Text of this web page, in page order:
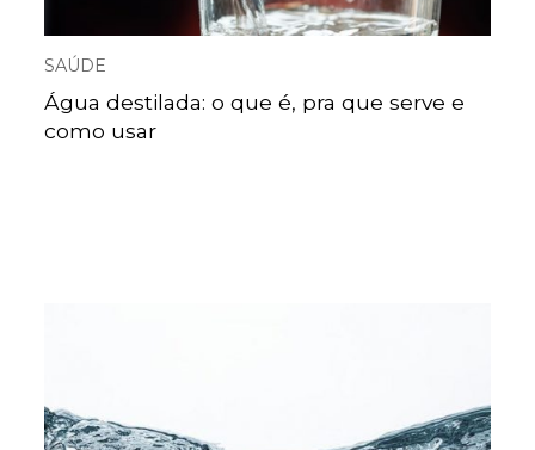
SAÚDE
Água destilada: o que é, pra que serve e
como usar